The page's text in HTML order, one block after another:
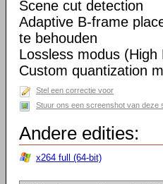
Scene cut detection
Adaptive B-frame
te behouden
Lossless modus (High
Custom quantization
Stel een correctie voor
Stuur ons een screenshot van deze
Andere edities:
x264 full (64-bit)